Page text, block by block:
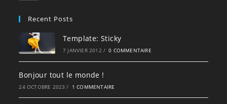
Recent Posts
Template: Sticky
7 JANVIER 2012 / 0 COMMENTAIRE
Bonjour tout le monde !
24 OCTOBRE 2023 / 1 COMMENTAIRE